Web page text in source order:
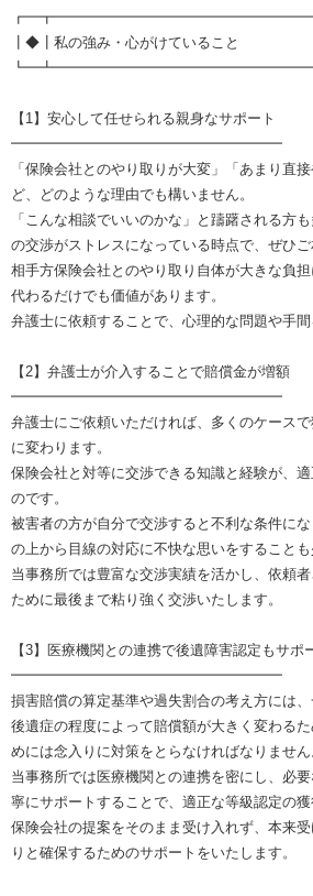
┃◆┃私の強み・心がけていること
【1】安心して任せられる親身なサポート
━━━━━━━━━━━━━━━━━━━
「保険会社とのやり取りが大変」「あまり直
ど、どのような理由でも構いません。
「こんな相談でいいのかな」と躊躇される方
の交渉がストレスになっている時点で、ぜひご
相手方保険会社とのやり取り自体が大きな負
代わるだけでも価値があります。
弁護士に依頼することで、心理的な問題や手間
【2】弁護士が介入することで賠償金が増額
━━━━━━━━━━━━━━━━━━━
弁護士にご依頼いただければ、多くのケース
に変わります。
保険会社と対等に交渉できる知識と経験が、
のです。
被害者の方が自分で交渉すると不利な条件に
の上から目線の対応に不快な思いをすることも
当事務所では豊富な交渉実績を活かし、依頼
ために最後まで粘り強く交渉いたします。
【3】医療機関との連携で後遺障害認定もサポ
━━━━━━━━━━━━━━━━━━━
損害賠償の算定基準や過失割合の考え方には、
後遺症の程度によって賠償額が大きく変わる
めには念入りに対策をとらなければなりません
当事務所では医療機関との連携を密にし、必
寧にサポートすることで、適正な等級認定の獲
保険会社の提案をそのまま受け入れず、本来
りと確保するためのサポートをいたします。